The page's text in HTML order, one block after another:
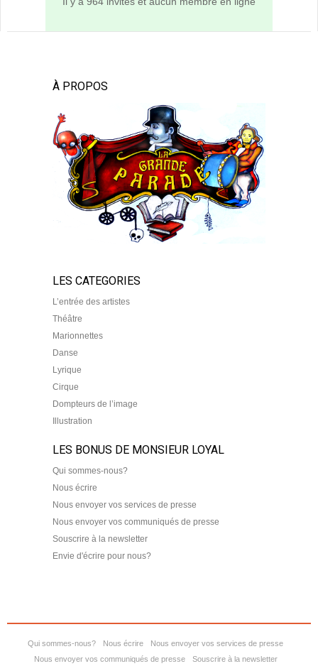
À PROPOS
LES CATEGORIES
L’entrée des artistes
Théâtre
Marionnettes
Danse
Lyrique
Cirque
Dompteurs de l’image
Illustration
LES BONUS DE MONSIEUR LOYAL
Qui sommes-nous?
Nous écrire
Nous envoyer vos services de presse
Nous envoyer vos communiqués de presse
Souscrire à la newsletter
Envie d'écrire pour nous?
Qui sommes-nous? Nous écrire
Nous envoyer vos services de presse
Nous envoyer vos communiqués de presse
Souscrire à la newsletter